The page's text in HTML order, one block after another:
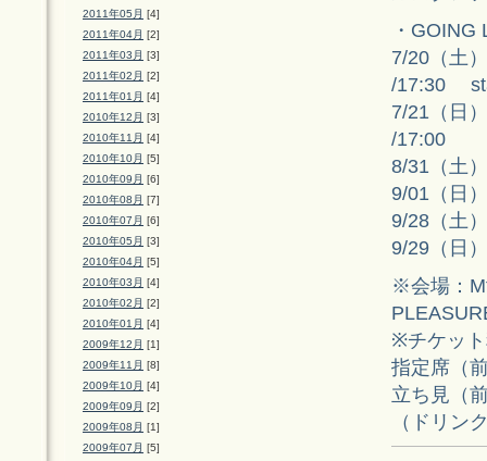
2011年05月 [4]
2011年04月 [2]
2011年03月 [3]
2011年02月 [2]
2011年01月 [4]
2010年12月 [3]
2010年11月 [4]
2010年10月 [5]
2010年09月 [6]
2010年08月 [7]
2010年07月 [6]
2010年05月 [3]
2010年04月 [5]
2010年03月 [4]
2010年02月 [2]
2010年01月 [4]
2009年12月 [1]
2009年11月 [8]
2009年10月 [4]
2009年09月 [2]
2009年08月 [1]
2009年07月 [5]
・GOING
7/20（土
/17:30
7/21（日
/17:00
8/31（土
9/01（日
9/28（土
9/29（日
※会場：
※チケッ
指定席（
立ち見（
（ドリン